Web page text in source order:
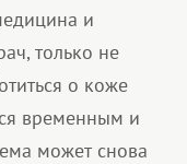
и
только не
о коже
временным и
может снова